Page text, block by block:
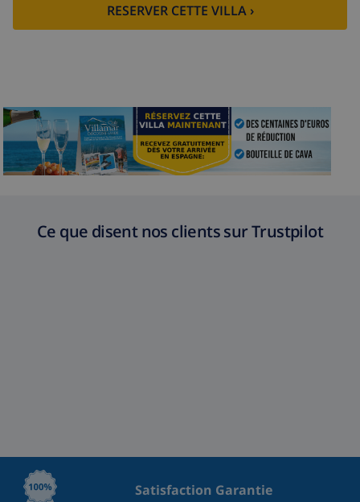
RESERVER CETTE VILLA ›
Ce que disent nos clients sur Trustpilot
Satisfaction Garantie